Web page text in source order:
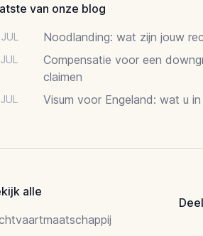
van onze blog
Noodlanding: wat zijn jouw
Compensatie voor een
claimen
Visum voor Engeland: wat u
alle